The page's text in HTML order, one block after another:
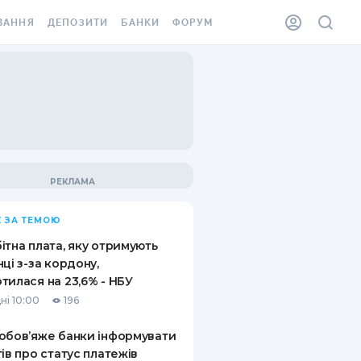
ВІНЬЄТКА
ВІД
ВИПАДКІВ
ДЕПОЗИТИ
ПИТАННЯ ТА ВІДПОВІДІ
ПУТІВНИКИ ПО
ЗАОЩАДЖЕННЯМ
БАНКИ ФОРУМ
ЗА ТЕМОЮ
плата, яку отримують
з-за кордону,
на 23,6% - НБУ
10:00 196
банки інформувати
про статус платежів